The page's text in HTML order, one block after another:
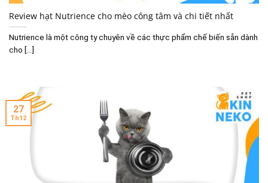
Review hạt Nutrience cho mèo công tâm và chi tiết nhất
Nutrience là một công ty chuyên về các thực phẩm chế biến sẵn dành
cho [...]
27
Th12